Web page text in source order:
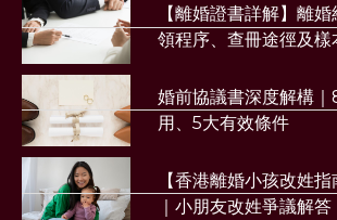
【離婚證書詳解】離
領程序、查冊途徑及樣
婚前協議書深度解構
用、5大有效條件
【香港離婚小孩改姓
｜小朋友改姓爭議解答